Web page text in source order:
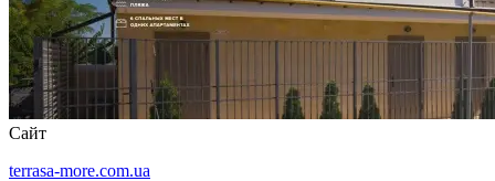
Сайт
terrasa-more.com.ua